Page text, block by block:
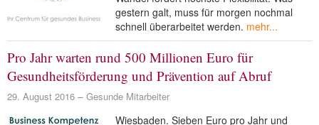
gestern galt, muss für morgen nochmal
schnell überarbeitet werden. mehr...
Pro Jahr warten rund 500 Millionen Euro für
Gesundheitsförderung und Prävention auf Abruf
29. August 2016 Gesunde Mitarbeiter
Wiesbaden. Sieben Euro pro Jahr und